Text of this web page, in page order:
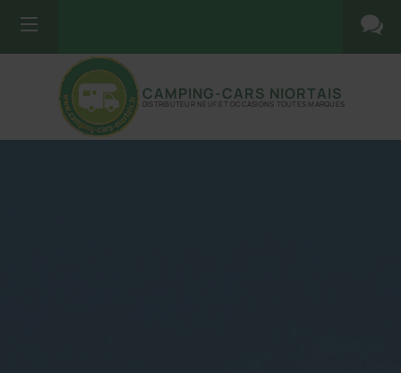
CAMPING-CARS NIORTAIS
DISTRIBUTEUR NEUF ET OCCASIONS TOUTES MARQUES